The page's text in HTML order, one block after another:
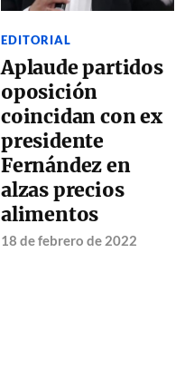
EDITORIAL
Aplaude partidos
oposición
coincidan con ex
presidente
Fernández en
alzas precios
alimentos
18 de febrero de 2022